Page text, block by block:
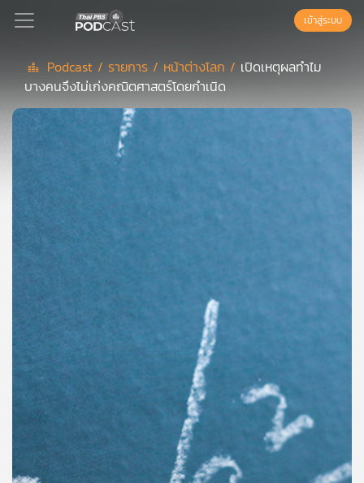
Podcast
แนะนำ
ลิ
ของ
คุณ
เข้าสู่ระบบ
Podcast / รายการ / หน้าต่างโลก / เปิดเหตุผลทำไม
บางคนจึงไม่เก่งคณิตศาสตร์โดยกำเนิด